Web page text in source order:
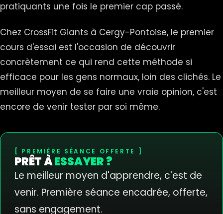
pratiquants une fois le premier cap passé.
Chez CrossFit Giants à Cergy-Pontoise, le premier
cours d'essai est l'occasion de découvrir
concrètement ce qui rend cette méthode si
efficace pour les gens normaux, loin des clichés. Le
meilleur moyen de se faire une vraie opinion, c'est
encore de venir tester par soi même.
PREMIÈRE SÉANCE OFFERTE
PRÊT ÀESSAYER ?
Le meilleur moyen d'apprendre, c'est de
venir. Première séance encadrée, offerte,
sans engagement.